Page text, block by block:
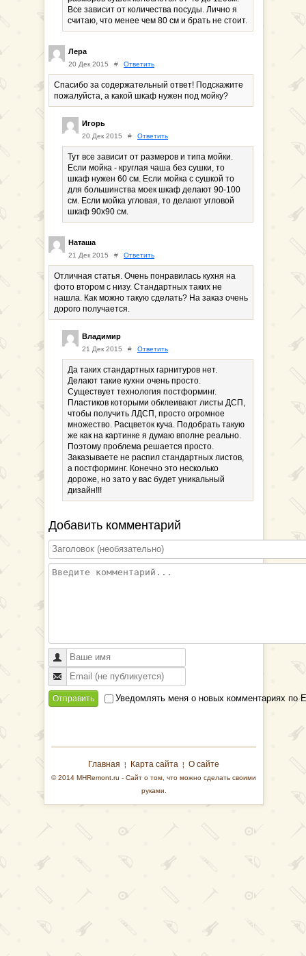
Все зависит от количества посуды. Лично я
считаю, что менее чем 80 см и брать не стоит.
Лера
20 Дек 2015 # Ответить
Спасибо за содержательный ответ! Подскажите
пожалуйста, а какой шкаф нужен под мойку?
Игорь
20 Дек 2015 # Ответить
Тут все зависит от размеров и типа мойки.
Если мойка - круглая чаша без сушки, то
шкаф нужен 60 см. Если мойка с сушкой то
для большинства моек шкаф делают 90-100
см. Если мойка угловая, то делают угловой
шкаф 90х90 см.
Наташа
21 Дек 2015 # Ответить
Отличная статья. Очень понравилась кухня на
фото втором с низу. Стандартных таких не
нашла. Как можно такую сделать? На заказ очень
дорого получается.
Владимир
21 Дек 2015 # Ответить
Да таких стандартных гарнитуров нет.
Делают такие кухни очень просто.
Существует технология постформинг.
Пластиков которыми обклеивают листы ДСП,
чтобы получить ЛДСП, просто огромное
множество. Расцветок куча. Подобрать такую
же как на картинке я думаю вполне реально.
Поэтому проблема решается просто.
Заказываете не распил стандартных листов,
а постформинг. Конечно это несколько
дороже, но зато у вас будет уникальный
дизайн!!!
Добавить комментарий
Отправить Уведомлять меня о новых комментариях по
Главная ¦ Карта сайта ¦ О сайте
© 2014 MHRemont.ru - Сайт о том, что можно сделать своими
руками.